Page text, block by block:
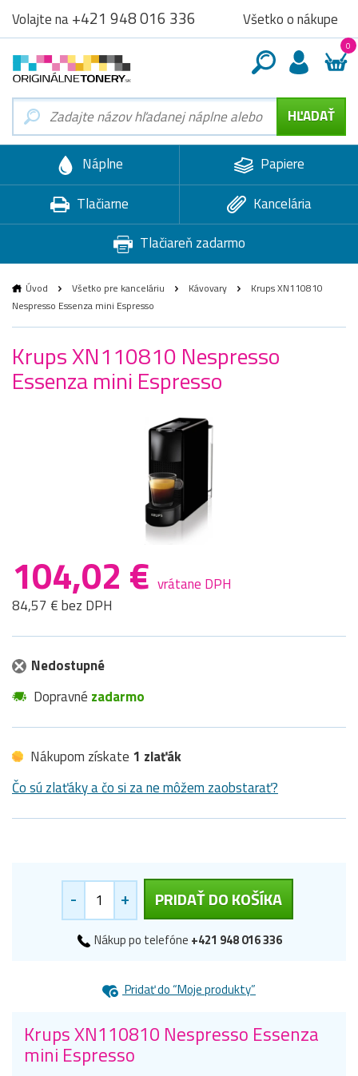
Volajte na+421 948 016 336 Všetko o nákupe
0
Náplne
Papiere
Tlačiarne
Kancelária
Tlačiareň zadarmo
Úvod Všetko pre kanceláriu Kávovary
Krups XN110810
Nespresso Essenza mini Espresso
Krups XN110810 Nespresso
Essenza mini Espresso
104,02 € vrátane DPH
84,57 € bez DPH
Nedostupné
Dopravné zadarmo
Nákupom získate 1 zlaťák
Čo sú zlaťáky a čo si za ne môžem zaobstarať?
- + PRIDAŤ DO KOŠÍKA
Nákup po telefóne +421 948 016 336
Pridať do “Moje produkty”
Krups XN110810 Nespresso Essenza
mini Espresso